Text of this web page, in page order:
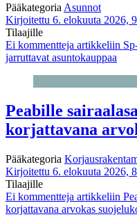
Pääkategoria Asunnot
Kirjoitettu 6. elokuuta 2026,
Tilaajille
Ei kommentteja artikkeliin
jarruttavat asuntokauppaa
Peabille
korjattavana
Pääkategoria
Kirjoitettu 6. elokuuta 2026,
Tilaajille
Ei kommentteja artikkeliin
korjattavana arvokas